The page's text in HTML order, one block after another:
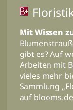
Mit Wissen
gibt es? Auf
Arbeiten mit
vieles mehr
Sammlung
auf